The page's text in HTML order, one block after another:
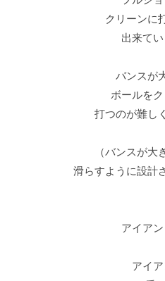
クリーンに
出来てい
バンスが
ボールを
打つのが難し
（バンスが大
滑らすように設計
アイアン
アイ